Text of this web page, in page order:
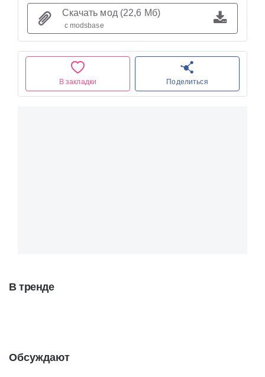
В закладки Поделиться
Скачать мод (22,6 Мб)
с modsbase
В тренде
Обсуждают